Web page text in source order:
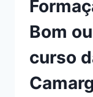
Bom
curso